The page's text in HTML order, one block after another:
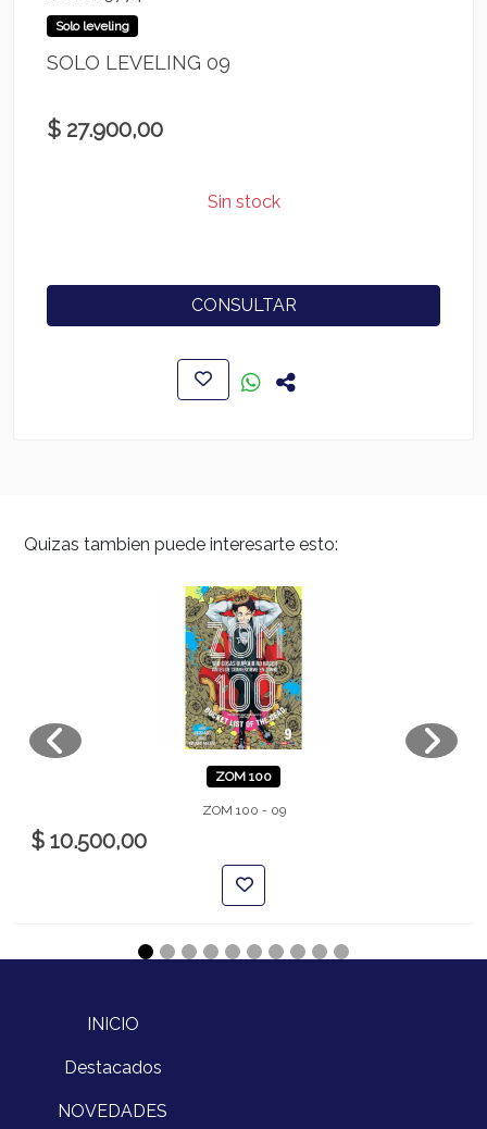
Solo leveling
SOLO LEVELING 09
$ 27.900,00
Sin stock
CONSULTAR
Quizas tambien puede interesarte esto:
ZOM 100
ZOM 100 - 09
$ 10.500,00
INICIO
Destacados
NOVEDADES